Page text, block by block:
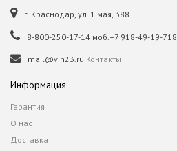
г. Краснодар, ул. 1 мая, 388
8-800-250-17-14 моб.+7 918-49-19-718
mail@vin23.ru Контакты
Информация
Гарантия
О нас
Доставка